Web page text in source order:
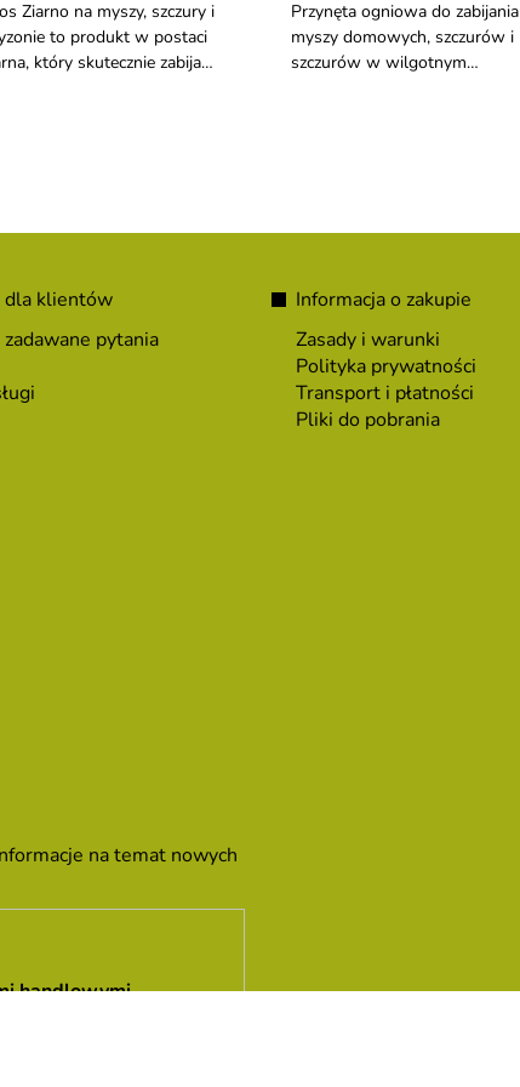
Ziarno na myszy, szczury i
to produkt w postaci
który skutecznie zabija
Przynęta ogniowa do zabijania
myszy domowych, szczurów i
szczurów w wilgotnym
dla klientów
pytania
Informacja o zakupie
Zasady i warunki
Polityka prywatności
Transport i płatności
Pliki do pobrania
na temat nowych
handlowymi.